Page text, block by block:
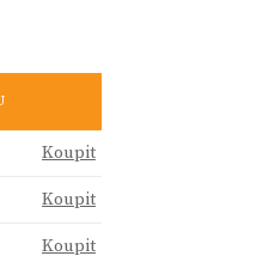
Koupit
Koupit
Koupit